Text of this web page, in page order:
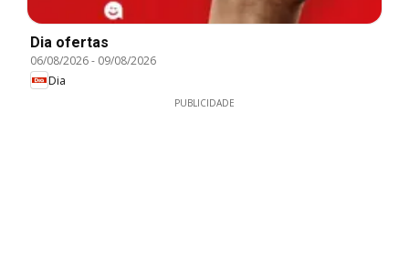
Dia ofertas
06/08/2026- 09/08/2026
Dia
PUBLICIDADE